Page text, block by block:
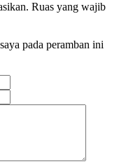
Ruas yang wajib
pada peramban ini